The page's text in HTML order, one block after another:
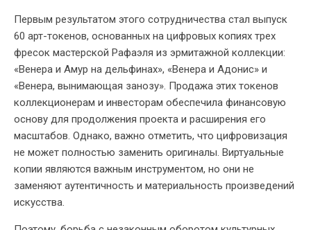
Первым результатом этого сотрудничества стал выпуск
60 арт-токенов, основанных на цифровых копиях трех
фресок мастерской Рафаэля из эрмитажной коллекции:
«Венера и Амур на дельфинах», «Венера и Адонис» и
«Венера, вынимающая занозу». Продажа этих токенов
коллекционерам и инвесторам обеспечила финансовую
основу для продолжения проекта и расширения его
масштабов. Однако, важно отметить, что цифровизация
не может полностью заменить оригиналы. Виртуальные
копии являются важным инструментом, но они не
заменяют аутентичность и материальность произведений
искусства.